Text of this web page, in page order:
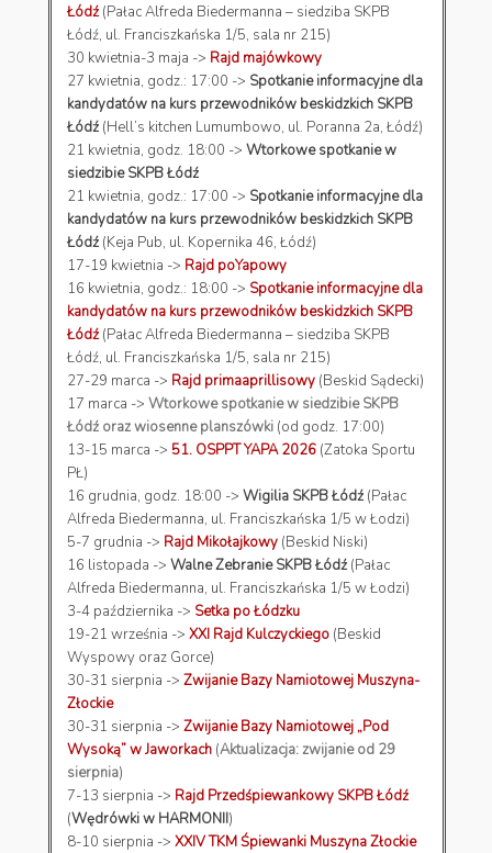
Łódź (Pałac Alfreda Biedermanna – siedziba SKPB
Łódź, ul. Franciszkańska 1/5, sala nr 215)
30 kwietnia-3 maja -> Rajd majówkowy
27 kwietnia, godz.: 17:00 -> Spotkanie informacyjne dla
kandydatów na kurs przewodników beskidzkich SKPB
Łódź (Hell’s kitchen Lumumbowo, ul. Poranna 2a, Łódź)
21 kwietnia, godz. 18:00 ->Wtorkowe spotkanie w
siedzibie SKPB Łódź
21 kwietnia, godz.: 17:00 -> Spotkanie informacyjne dla
kandydatów na kurs przewodników beskidzkich SKPB
Łódź (Keja Pub, ul. Kopernika 46, Łódź)
17-19 kwietnia -> Rajd poYapowy
16 kwietnia, godz.: 18:00 -> Spotkanie informacyjne dla
kandydatów na kurs przewodników beskidzkich SKPB
Łódź (Pałac Alfreda Biedermanna – siedziba SKPB
Łódź, ul. Franciszkańska 1/5, sala nr 215)
27-29 marca -> Rajd primaaprillisowy (Beskid Sądecki)
17 marca ->Wtorkowe spotkanie w siedzibie SKPB
Łódź oraz wiosenne planszówki (od godz. 17:00)
13-15 marca -> 51. OSPPT YAPA 2026 (Zatoka Sportu
PŁ)
16 grudnia, godz. 18:00 ->Wigilia SKPB Łódź (Pałac
Alfreda Biedermanna, ul. Franciszkańska 1/5 w Łodzi)
5-7 grudnia -> Rajd Mikołajkowy (Beskid Niski)
16 listopada ->Walne Zebranie SKPB Łódź (Pałac
Alfreda Biedermanna, ul. Franciszkańska 1/5 w Łodzi)
3-4 października -> Setka po Łódzku
19-21 września ->XXI Rajd Kulczyckiego (Beskid
Wyspowy oraz Gorce)
30-31 sierpnia ->Zwijanie Bazy Namiotowej Muszyna-
Złockie
30-31 sierpnia ->Zwijanie Bazy Namiotowej „Pod
Wysoką” w Jaworkach (Aktualizacja: zwijanie od 29
sierpnia)
7-13 sierpnia -> Rajd Przedśpiewankowy SKPB Łódź
(Wędrówki w HARMONII)
8-10 sierpnia ->XXIV TKM Śpiewanki Muszyna Złockie